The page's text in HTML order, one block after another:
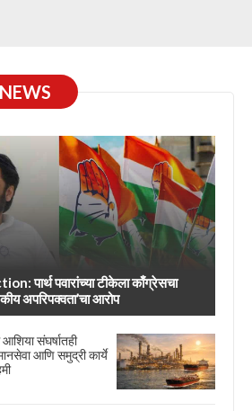
पार्थ पवारांच्या टीकेला काँग्रेसचा
अपरिपक्वता’चा आरोप
संघर्षातही
आणि समुद्री कार्ये